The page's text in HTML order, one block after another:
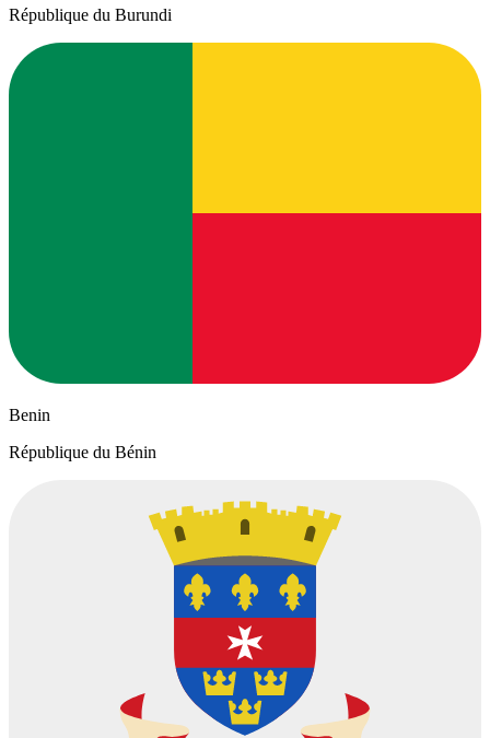
République du Burundi
Benin
République du Bénin